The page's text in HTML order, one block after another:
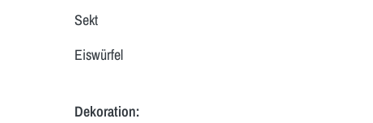
Sekt
Eiswürfel
Dekoration: